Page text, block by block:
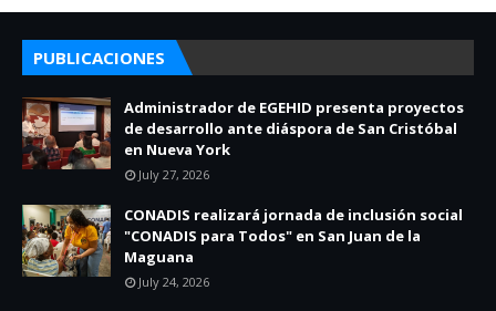
PUBLICACIONES
Administrador de EGEHID presenta proyectos
de desarrollo ante diáspora de San Cristóbal
en Nueva York
July 27, 2026
CONADIS realizará jornada de inclusión social
"CONADIS para Todos" en San Juan de la
Maguana
July 24, 2026